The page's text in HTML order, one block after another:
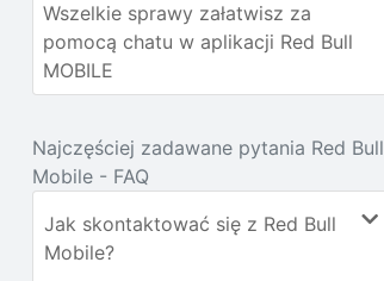
Wszelkie sprawy załatwisz za
pomocą chatu w aplikacji Red Bull
MOBILE
Najczęściej zadawane pytania Red Bull
Mobile - FAQ
Jak skontaktować się z Red Bull
Mobile?